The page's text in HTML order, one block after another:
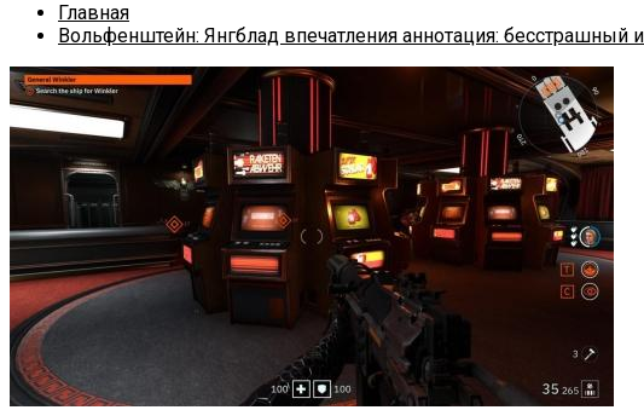
Главная
Вольфенштейн: Янгблад впечатления аннотация: бесстрашный